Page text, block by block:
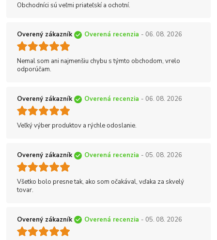
Obchodníci sú veľmi priateľskí a ochotní.
Overený zákazník Overená recenzia - 06. 08. 2026
Nemal som ani najmenšiu chybu s týmto obchodom, vrelo
odporúčam.
Overený zákazník Overená recenzia - 06. 08. 2026
Veľký výber produktov a rýchle odoslanie.
Overený zákazník Overená recenzia - 05. 08. 2026
Všetko bolo presne tak, ako som očakával, vďaka za skvelý
tovar.
Overený zákazník Overená recenzia - 05. 08. 2026